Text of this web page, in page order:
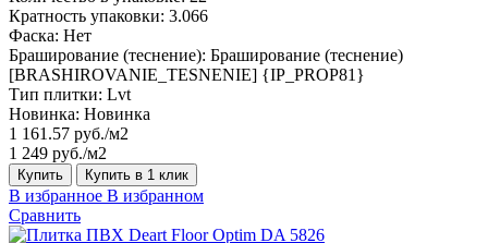
Кратность упаковки: 3.066
Фаска: Нет
Браширование (теснение): Браширование (теснение)
[BRASHIROVANIE_TESNENIE] {IP_PROP81}
Тип плитки: Lvt
Новинка: Новинка
1 161.57 руб./м2
1 249 руб./м2
Купить Купить в 1 клик
В избранное В избранном
Сравнить